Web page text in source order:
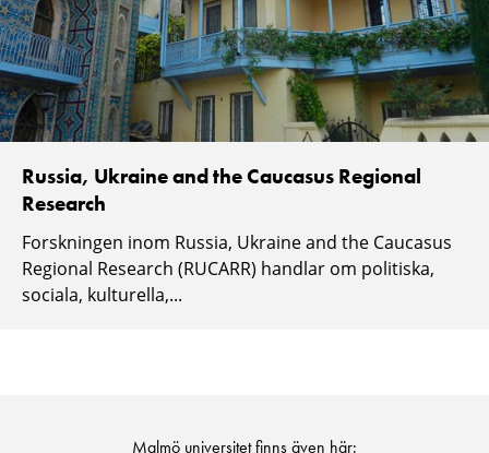
Russia, Ukraine and the Caucasus Regional
Research
Forskningen inom Russia, Ukraine and the Caucasus
Regional Research (RUCARR) handlar om politiska,
sociala, kulturella,...
Malmö universitet finns även här: